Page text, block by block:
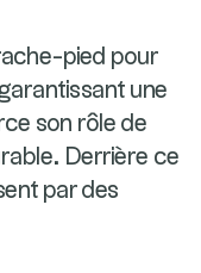
pied pour
une
son rôle de
Derrière ce
par des